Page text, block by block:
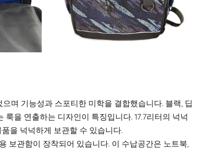
며 기능성과 스포티한 미학을 결합했습니다. 블랙, 딥
을 연출하는 디자인이 특징입니다. 17.7리터의 넉넉
을 넉넉하게 보관할 수 있습니다.
보관함이 장착되어 있습니다. 이 수납공간은 노트북,